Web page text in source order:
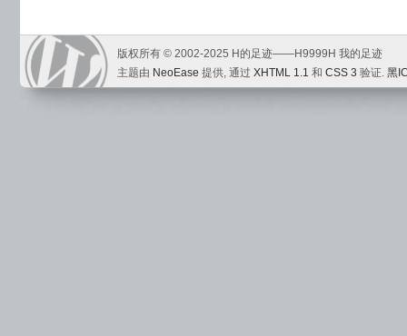
版权所有 © 2002-2025 H的足迹——H9999H 我的足迹
主题由 NeoEase 提供, 通过 XHTML 1.1 和 CSS 3 验证. 黑